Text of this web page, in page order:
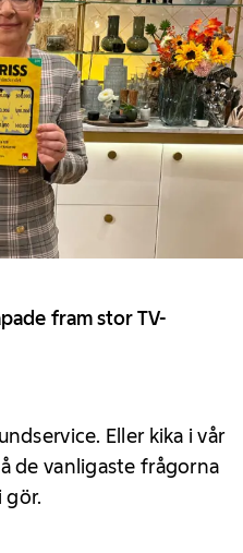
fram stor TV-
Eller kika i vår
de vanligaste frågorna
gör.